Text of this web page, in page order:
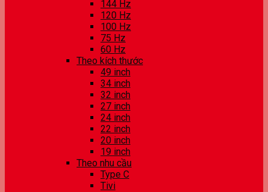
144 Hz
120 Hz
100 Hz
75 Hz
60 Hz
Theo kích thước
49 inch
34 inch
32 inch
27 inch
24 inch
22 inch
20 inch
19 inch
Theo nhu cầu
Type C
Tivi